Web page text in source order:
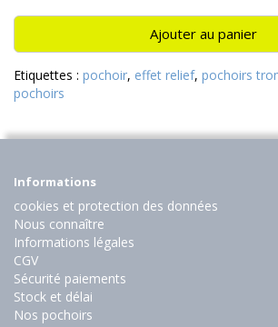
Ajouter au panier
Etiquettes : pochoir, effet relief, pochoirs
pochoirs
Informations
cookies et protection des données
Nous connaître
Informations légales
CGV
Sécurité paiements
Stock et délai
Nos pochoirs